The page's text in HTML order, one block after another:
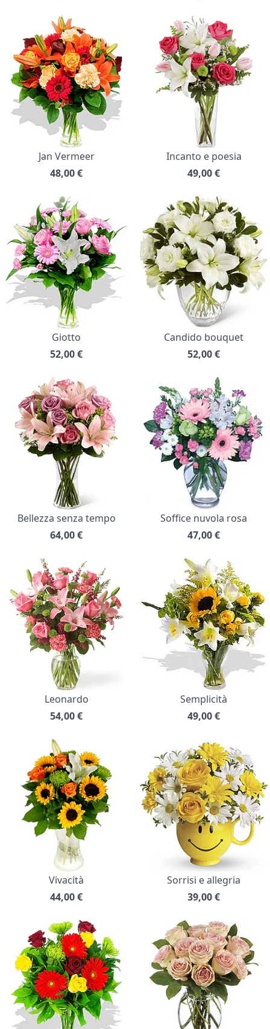
Jan Vermeer
48,00€
Incanto e poesia
49,00€
Giotto
52,00€
Candido bouquet
52,00€
Bellezza senza tempo
64,00€
Soffice nuvola rosa
47,00€
Leonardo
54,00€
Semplicità
49,00€
Vivacità
44,00€
Sorrisi e allegria
39,00€